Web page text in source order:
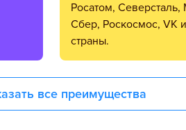
Росатом,
Сбер, Роскосмос, VK
страны.
все преимущества